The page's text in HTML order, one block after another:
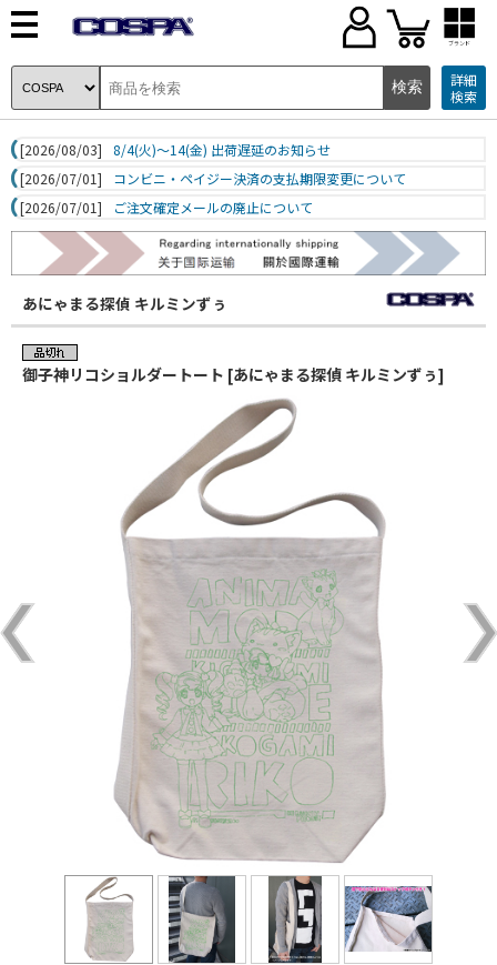
ブランド
詳細
検索
[2026/08/03]
8/4(火)～14(金) 出荷遅延のお知らせ
[2026/07/01]
コンビニ・ペイジー決済の支払期限変更について
[2026/07/01]
ご注文確定メールの廃止について
あにゃまる探偵 キルミンずぅ
御子神リコショルダートート [あにゃまる探偵 キルミンずぅ]